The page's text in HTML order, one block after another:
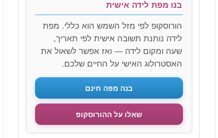
בנו מפת לידה אישית
הורוסקופ לפי מזל השמש הוא כללי. מפת
לידה נותנת תשובה אישית לפי תאריך,
שעה ומקום לידה — ואז אפשר לשאול את
האסטרולוג האישי על החיים שלכם.
בנה מפה חינם
שאלו על ההורוסקופ